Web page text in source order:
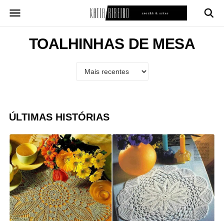
para
conteúdoTOALHINHAS DE MESA
ÚLTIMAS HISTÓRIAS